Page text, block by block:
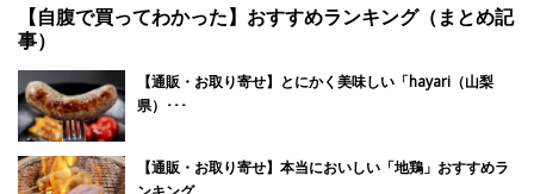
【自腹で買ってわかった】おすすめランキング（まとめ記
事）
【通販・お取り寄せ】とにかく美味しい「hayari（山梨
県）･･･
【通販・お取り寄せ】本当においしい「地鶏」おすすめラ